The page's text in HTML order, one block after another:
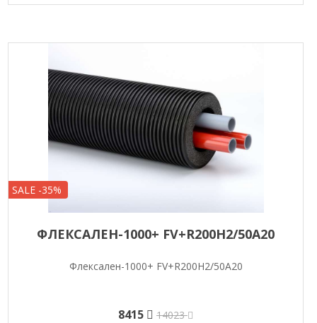
SALE -35%
ФЛЕКСАЛЕН-1000+ FV+R200H2/50A20
Флексален-1000+ FV+R200H2/50A20
8415
14023